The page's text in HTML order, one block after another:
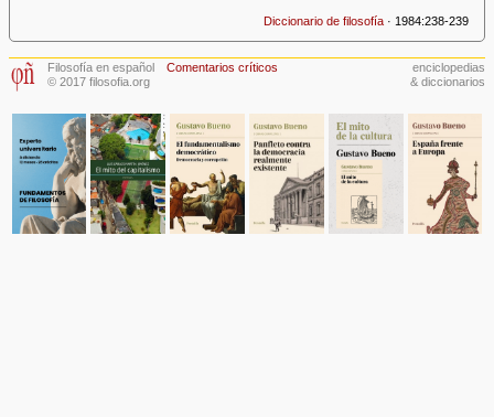
Diccionario de filosofía · 1984:238-239
Filosofía en español
© 2017 filosofia.org
Comentarios críticos
enciclopedias
& diccionarios